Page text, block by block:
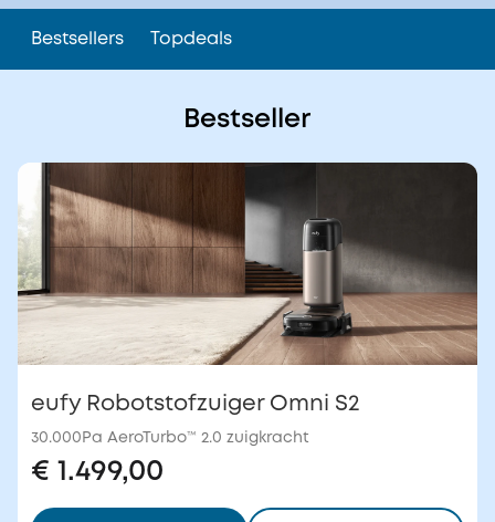
Bestsellers Topdeals
Bestseller
eufy Robotstofzuiger Omni S2
30.000Pa AeroTurbo™ 2.0 zuigkracht
€ 1.499,00